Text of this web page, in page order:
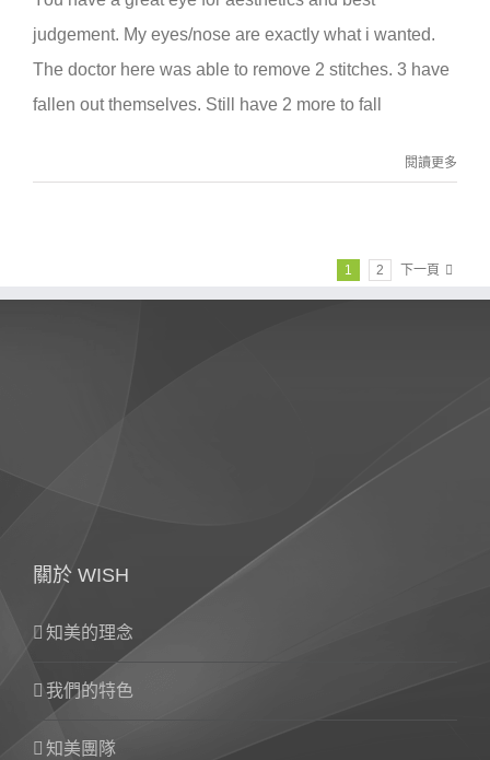
as
surgeon.〉
judgement. My eyes/nose are exactly what i wanted.
The doctor here was able to remove 2 stitches. 3 have
fallen out themselves. Still have 2 more to fall
閱讀更多
1 2 下一頁
關於 WISH
知美的理念
我們的特色
知美團隊